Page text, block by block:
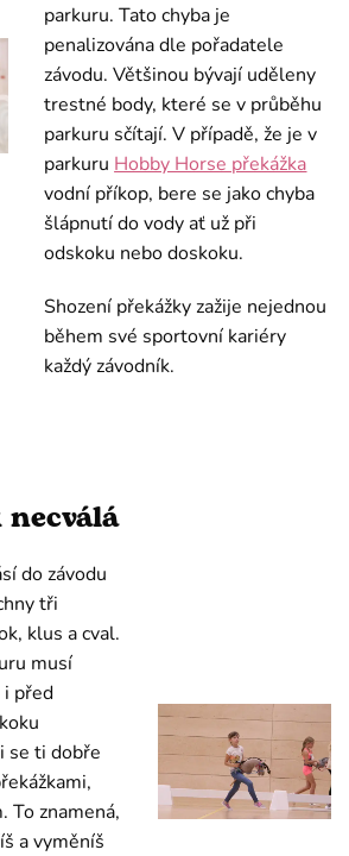
parkuru. Tato chyba je
penalizována dle pořadatele
závodu. Většinou bývají uděleny
trestné body, které se v průběhu
parkuru sčítají. V případě, že je v
parkuru Hobby Horse překážka
vodní příkop, bere se jako chyba
šlápnutí do vody ať už při
odskoku nebo doskoku.
Shození překážky zažije nejednou
během své sportovní kariéry
každý závodník.
do závodu
tři
klus a cval.
musí
i před
se ti dobře
To znamená,
a vyměníš